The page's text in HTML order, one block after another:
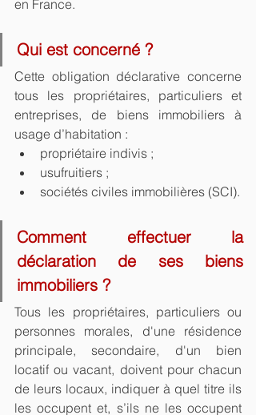
en France.
Qui est concerné ?
Cette obligation déclarative concerne
tous les propriétaires, particuliers et
entreprises, de biens immobiliers à
usage d’habitation :
propriétaire indivis ;
usufruitiers ;
sociétés civiles immobilières (SCI).
Comment effectuer la
déclaration de ses biens
immobiliers ?
Tous les propriétaires, particuliers ou
personnes morales, d'une résidence
principale, secondaire, d'un bien
locatif ou vacant, doivent pour chacun
de leurs locaux, indiquer à quel titre ils
les occupent et, s’ils ne les occupent